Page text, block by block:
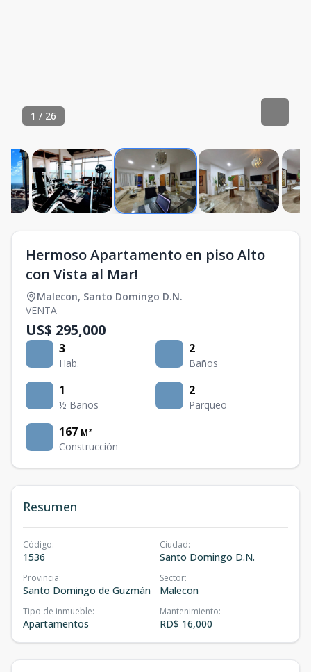
1 / 26
Hermoso Apartamento en piso Alto
con Vista al Mar!
Malecon, Santo Domingo D.N.
VENTA
US$ 295,000
3
Hab.
2
Baños
1
½ Baños
2
Parqueo
167 M²
Construcción
Resumen
Código:
1536
Ciudad:
Santo Domingo D.N.
Provincia:
Santo Domingo de Guzmán
Sector:
Malecon
Tipo de inmueble:
Apartamentos
Mantenimiento:
RD$ 16,000